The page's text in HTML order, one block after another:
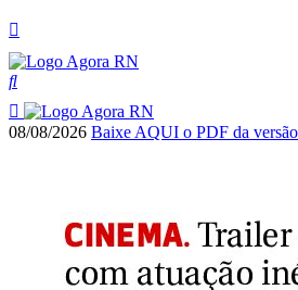
08/08/2026 Baixe AQUI o PDF da